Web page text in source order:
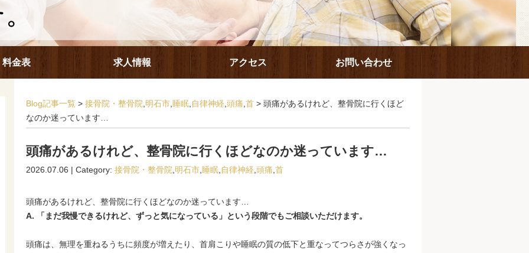
料金表 求人情報 アクセス お問い合わせ
Blog記事一覧 > 接骨院・整骨院 明石市 睡眠 自律神経 頭痛 首 > 頭痛があるけれど、整骨院に行くほど
なのか迷っています…
頭痛があるけれど、整骨院に行くほどなのか迷っています…
2026.07.06 | Category: 接骨院・整骨院 明石市 睡眠 自律神経 頭痛 首
頭痛があるけれど、整骨院に行くほどなのか迷っています…
A. 「まだ我慢できるけれど、ずっと気になっている」という段階でもご相談いただけます。
頭痛は、無理を重ねるうちに頻度が増えたり、首肩こりや睡眠の質の低下と重なってつらさが強くなっ